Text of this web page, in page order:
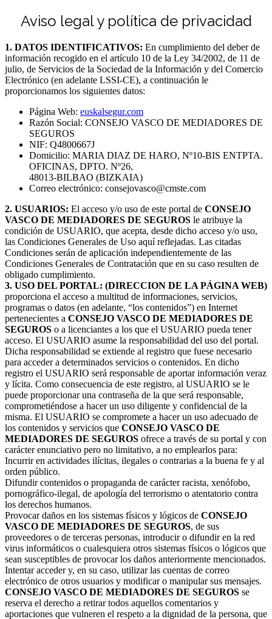
Aviso legal y política de privacidad
1. DATOS IDENTIFICATIVOS: En cumplimiento del deber de
información recogido en el artículo 10 de la Ley 34/2002, de 11 de
julio, de Servicios de la Sociedad de la Información y del Comercio
Electrónico (en adelante LSSI-CE), a continuación le
proporcionamos los siguientes datos:
Página Web: euskalsegur.com
Razón Social: CONSEJO VASCO DE MEDIADORES DE
SEGUROS
NIF: Q4800667J
Domicilio: MARIA DIAZ DE HARO, Nº10-BIS ENTPTA.
OFICINAS, DPTO. Nº26,
48013-BILBAO (BIZKAIA)
Correo electrónico: consejovasco@cmste.com
2. USUARIOS: El acceso y/o uso de este portal de CONSEJO
VASCO DE MEDIADORES DE SEGUROS le atribuye la
condición de USUARIO, que acepta, desde dicho acceso y/o uso,
las Condiciones Generales de Uso aquí reflejadas. Las citadas
Condiciones serán de aplicación independientemente de las
Condiciones Generales de Contratación que en su caso resulten de
obligado cumplimiento.
3. USO DEL PORTAL: (DIRECCION DE LA PÁGINA WEB)
proporciona el acceso a multitud de informaciones, servicios,
programas o datos (en adelante, “los contenidos”) en Internet
pertenecientes a CONSEJO VASCO DE MEDIADORES DE
SEGUROS o a licenciantes a los que el USUARIO pueda tener
acceso. El USUARIO asume la responsabilidad del uso del portal.
Dicha responsabilidad se extiende al registro que fuese necesario
para acceder a determinados servicios o contenidos. En dicho
registro el USUARIO será responsable de aportar información veraz
y lícita. Como consecuencia de este registro, al USUARIO se le
puede proporcionar una contraseña de la que será responsable,
comprometiéndose a hacer un uso diligente y confidencial de la
misma. El USUARIO se compromete a hacer un uso adecuado de
los contenidos y servicios que CONSEJO VASCO DE
MEDIADORES DE SEGUROS ofrece a través de su portal y con
carácter enunciativo pero no limitativo, a no emplearlos para:
Incurrir en actividades ilícitas, ilegales o contrarias a la buena fe y al
orden público.
Difundir contenidos o propaganda de carácter racista, xenófobo,
pornográfico-ilegal, de apología del terrorismo o atentatorio contra
los derechos humanos.
Provocar daños en los sistemas físicos y lógicos de CONSEJO
VASCO DE MEDIADORES DE SEGUROS, de sus
proveedores o de terceras personas, introducir o difundir en la red
virus informáticos o cualesquiera otros sistemas físicos o lógicos que
sean susceptibles de provocar los daños anteriormente mencionados.
Intentar acceder y, en su caso, utilizar las cuentas de correo
electrónico de otros usuarios y modificar o manipular sus mensajes.
CONSEJO VASCO DE MEDIADORES DE SEGUROS se
reserva el derecho a retirar todos aquellos comentarios y
aportaciones que vulneren el respeto a la dignidad de la persona, que